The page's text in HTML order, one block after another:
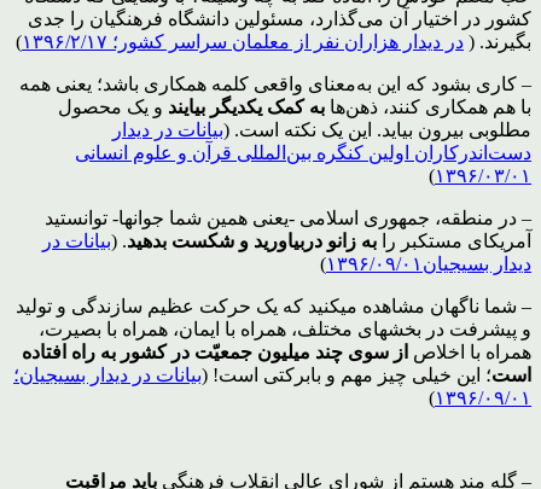
کشور در اختیار آن می‌گذارد، مسئولین دانشگاه فرهنگیان را جدی
بگیرند. ( در دیدار هزاران نفر از معلمان سراسر کشور؛ ۱۳۹۶/۲/۱۷ )
– کاری بشود که این به‌معنای واقعی کلمه همکاری باشد؛ یعنی همه
با هم همکاری کنند، ذهن‌ها به کمک یکدیگر بیایند و یک محصول
مطلوبی بیرون بیاید. این یک نکته است. (بیانات در دیدار
دست‌اندرکاران اولین کنگره بین‌المللی قرآن و علوم انسانی
۱۳۹۶/۰۳/۰۱)
– در منطقه، جمهوری اسلامی -یعنی همین شما جوانها- توانستید
آمریکای مستکبر را به زانو دربیاورید و شکست بدهید. (بیانات در
دیدار بسیجیان۱۳۹۶/۰۹/۰۱
)
– شما ناگهان مشاهده میکنید که یک حرکت عظیم سازندگی و تولید
و پیشرفت در بخشهای مختلف، همراه با ایمان، همراه با بصیرت،
همراه با اخلاص از سوی چند میلیون جمعیّت در کشور به راه افتاده
است؛ این خیلی چیز مهم و بابرکتی است! (بیانات در دیدار بسیجیان؛
۱۳۹۶/۰۹/۰۱)
– گله مند هستم از شورای عالی انقلاب فرهنگی باید مراقبت